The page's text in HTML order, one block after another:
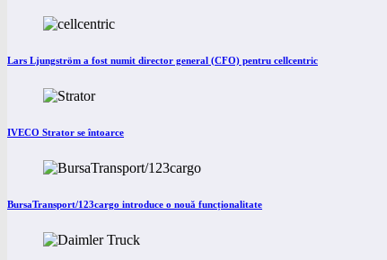
Lars Ljungström a fost numit director general (CFO) pentru cellcentric
IVECO Strator se întoarce
BursaTransport/123cargo introduce o nouă funcționalitate